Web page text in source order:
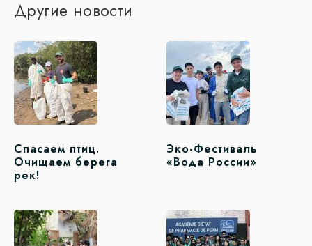
Другие новости
Спасаем птиц.
Очищаем берега
рек!
Эко-Фестиваль
«Вода России»